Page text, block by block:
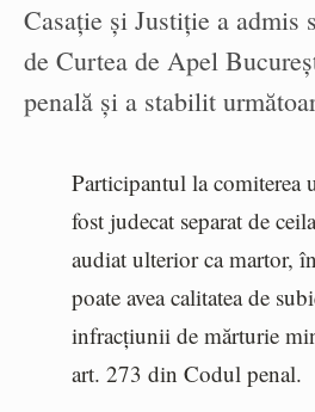
Casație și Justiție a admis
de Curtea de Apel
penală și a stabilit
Participantul la comiterea
fost judecat separat de
audiat ulterior ca martor,
poate avea calitatea de
infracțiunii de mărturie
art. 273 din Codul penal.